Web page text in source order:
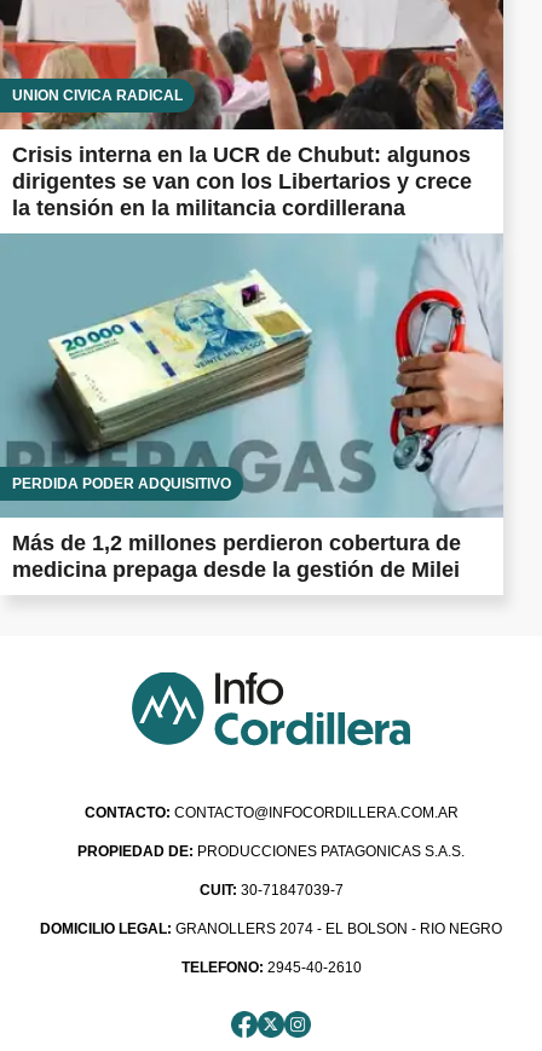
UNIÓN CÍVICA RADICAL
Crisis interna en la UCR de Chubut: algunos
dirigentes se van con los Libertarios y crece
la tensión en la militancia cordillerana
PÉRDIDA PODER ADQUISITIVO
Más de 1,2 millones perdieron cobertura de
medicina prepaga desde la gestión de Milei
CONTACTO: CONTACTO@INFOCORDILLERA.COM.AR
PROPIEDAD DE: PRODUCCIONES PATAGONICAS S.A.S.
CUIT: 30-71847039-7
DOMICILIO LEGAL: GRANOLLERS 2074 - EL BOLSON - RIO NEGRO
TELEFONO: 2945-40-2610